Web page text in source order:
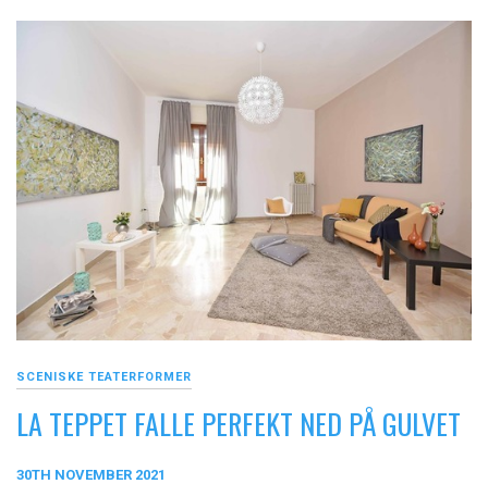
SCENISKE TEATERFORMER
LA TEPPET FALLE PERFEKT NED PÅ GULVET
30TH NOVEMBER 2021